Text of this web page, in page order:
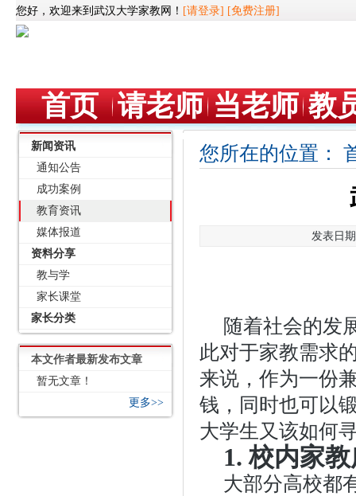
您好，欢迎来到武汉大学家教网！ [请登录] [免费注册]
首页 请老师 当老师 教
新闻资讯
通知公告
成功案例
教育资讯
媒体报道
资料分享
教与学
家长课堂
家长分类
本文作者最新发布文章
暂无文章！
更多>>
您所在的位置：
发表日
随着社会的发
此对于家教需求
来说，作为一份
钱，同时也可以
大学生又该如何
1. 校内家
大部分高校都